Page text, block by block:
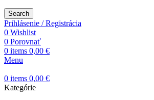
Search
Prihlásenie / Registrácia
0 Wishlist
0 Porovnať
0 items 0,00 €
Menu
0 items 0,00 €
Kategórie